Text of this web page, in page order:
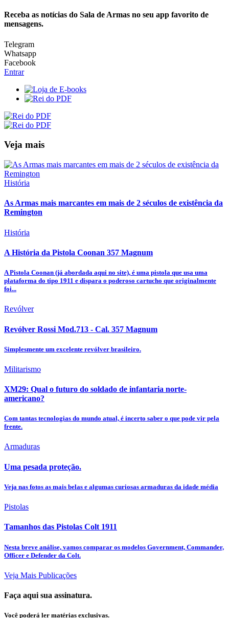
Receba as notícias do Sala de Armas no seu app favorito de
mensagens.
Telegram
Whatsapp
Facebook
Entrar
Veja mais
História
As Armas mais marcantes em mais de 2 séculos de existência da
Remington
História
A História da Pistola Coonan 357 Magnum
A Pistola Coonan (já abordada aqui no site), é uma pistola que usa uma
plataforma do tipo 1911 e dispara o poderoso cartucho que originalmente
foi...
Revólver
Revólver Rossi Mod.713 - Cal. 357 Magnum
Simplesmente um excelente revólver brasileiro.
Militarismo
XM29: Qual o futuro do soldado de infantaria norte-
americano?
Com tantas tecnologias do mundo atual, é incerto saber o que pode vir pela
frente.
Armaduras
Uma pesada proteção.
Veja nas fotos as mais belas e algumas curiosas armaduras da idade média
Pistolas
Tamanhos das Pistolas Colt 1911
Nesta breve análise, vamos comparar os modelos Government, Commander,
Officer e Defender da Colt.
Veja Mais Publicações
Faça aqui sua assinatura.
Você poderá ler matérias exclusivas.